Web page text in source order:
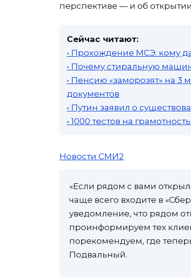
перспективе — и об
Сейчас читают:
• Прохождение МСЭ: кому
• Почему стиральную
• Пенсию «заморозят» на 3
документов
• Путин заявил о
• 1000 тестов на
Новости СМИ2
«Если рядом с вами
чаще всего входите в
уведомление, что рядом
проинформируем тех
порекомендуем, где
Подвальный.